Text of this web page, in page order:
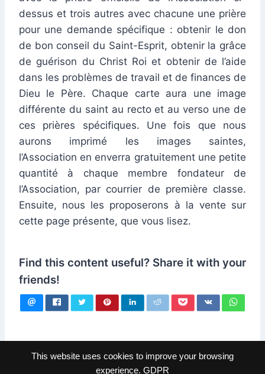
This website uses cookies to improve your browsing
experience. GDPR
dessus et trois autres avec chacune une prière
pour une demande spécifique : obtenir le don
de bon conseil du Saint-Esprit, obtenir la grâce
de guérison du Christ Roi et obtenir de l’aide
dans les problèmes de travail et de finances de
Dieu le Père. Chaque carte aura une image
différente du saint au recto et au verso une de
ces prières spécifiques. Une fois que nous
aurons imprimé les images saintes,
l’Association en enverra gratuitement une petite
quantité à chaque membre fondateur de
l’Association, par courrier de première classe.
Ensuite, nous les proposerons à la vente sur
cette page présente, que vous lisez.
Find this content useful? Share it with your
friends!